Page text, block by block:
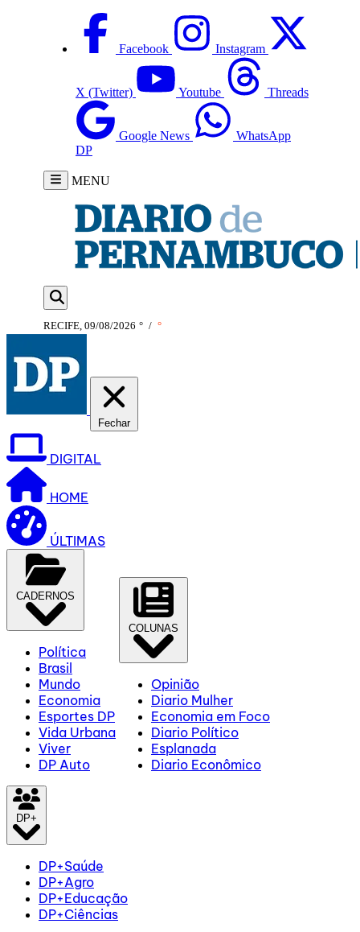
Facebook Instagram
X (Twitter) Youtube Threads
Google News
WhatsApp
DP
MENU
RECIFE, 09/08/2026 ° / °
Fechar
DIGITAL
HOME
ÚLTIMAS
CADERNOS
Política
Brasil
Mundo
Economia
Esportes DP
Vida Urbana
Viver
DP Auto
COLUNAS
Opinião
Diario Mulher
Economia em Foco
Diario Político
Esplanada
Diario Econômico
DP+
DP+Saúde
DP+Agro
DP+Educação
DP+Ciências